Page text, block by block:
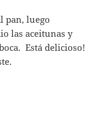
pan, luego
las aceitunas y
Está delicioso!